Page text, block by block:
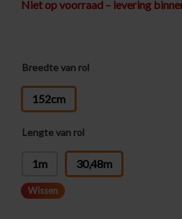
Niet op voorraad – levering
Breedte van rol
152cm
Lengte van rol
1m 30,48m
Wissen